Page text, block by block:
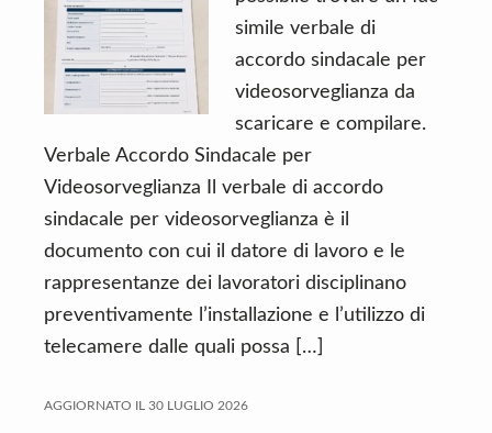
simile verbale di
accordo sindacale per
videosorveglianza da
scaricare e compilare.
Verbale Accordo Sindacale per
Videosorveglianza Il verbale di accordo
sindacale per videosorveglianza è il
documento con cui il datore di lavoro e le
rappresentanze dei lavoratori disciplinano
preventivamente l’installazione e l’utilizzo di
telecamere dalle quali possa […]
AGGIORNATO IL 30 LUGLIO 2026